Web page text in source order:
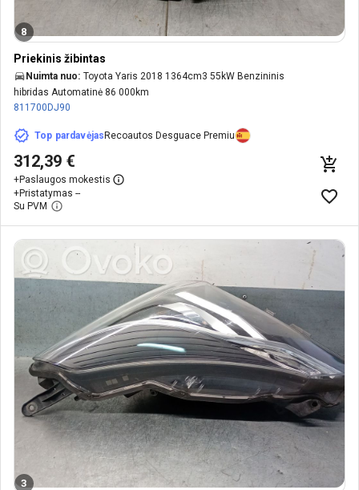
8
Priekinis žibintas
Nuimta nuo: Toyota Yaris 2018 1364cm3 55kW Benzininis
hibridas Automatinė 86 000km
811700DJ90
Top pardavėjasRecoautos Desguace Premiu
312,39 €
+Paslaugos mokestis
+Pristatymas --
Su PVM
3